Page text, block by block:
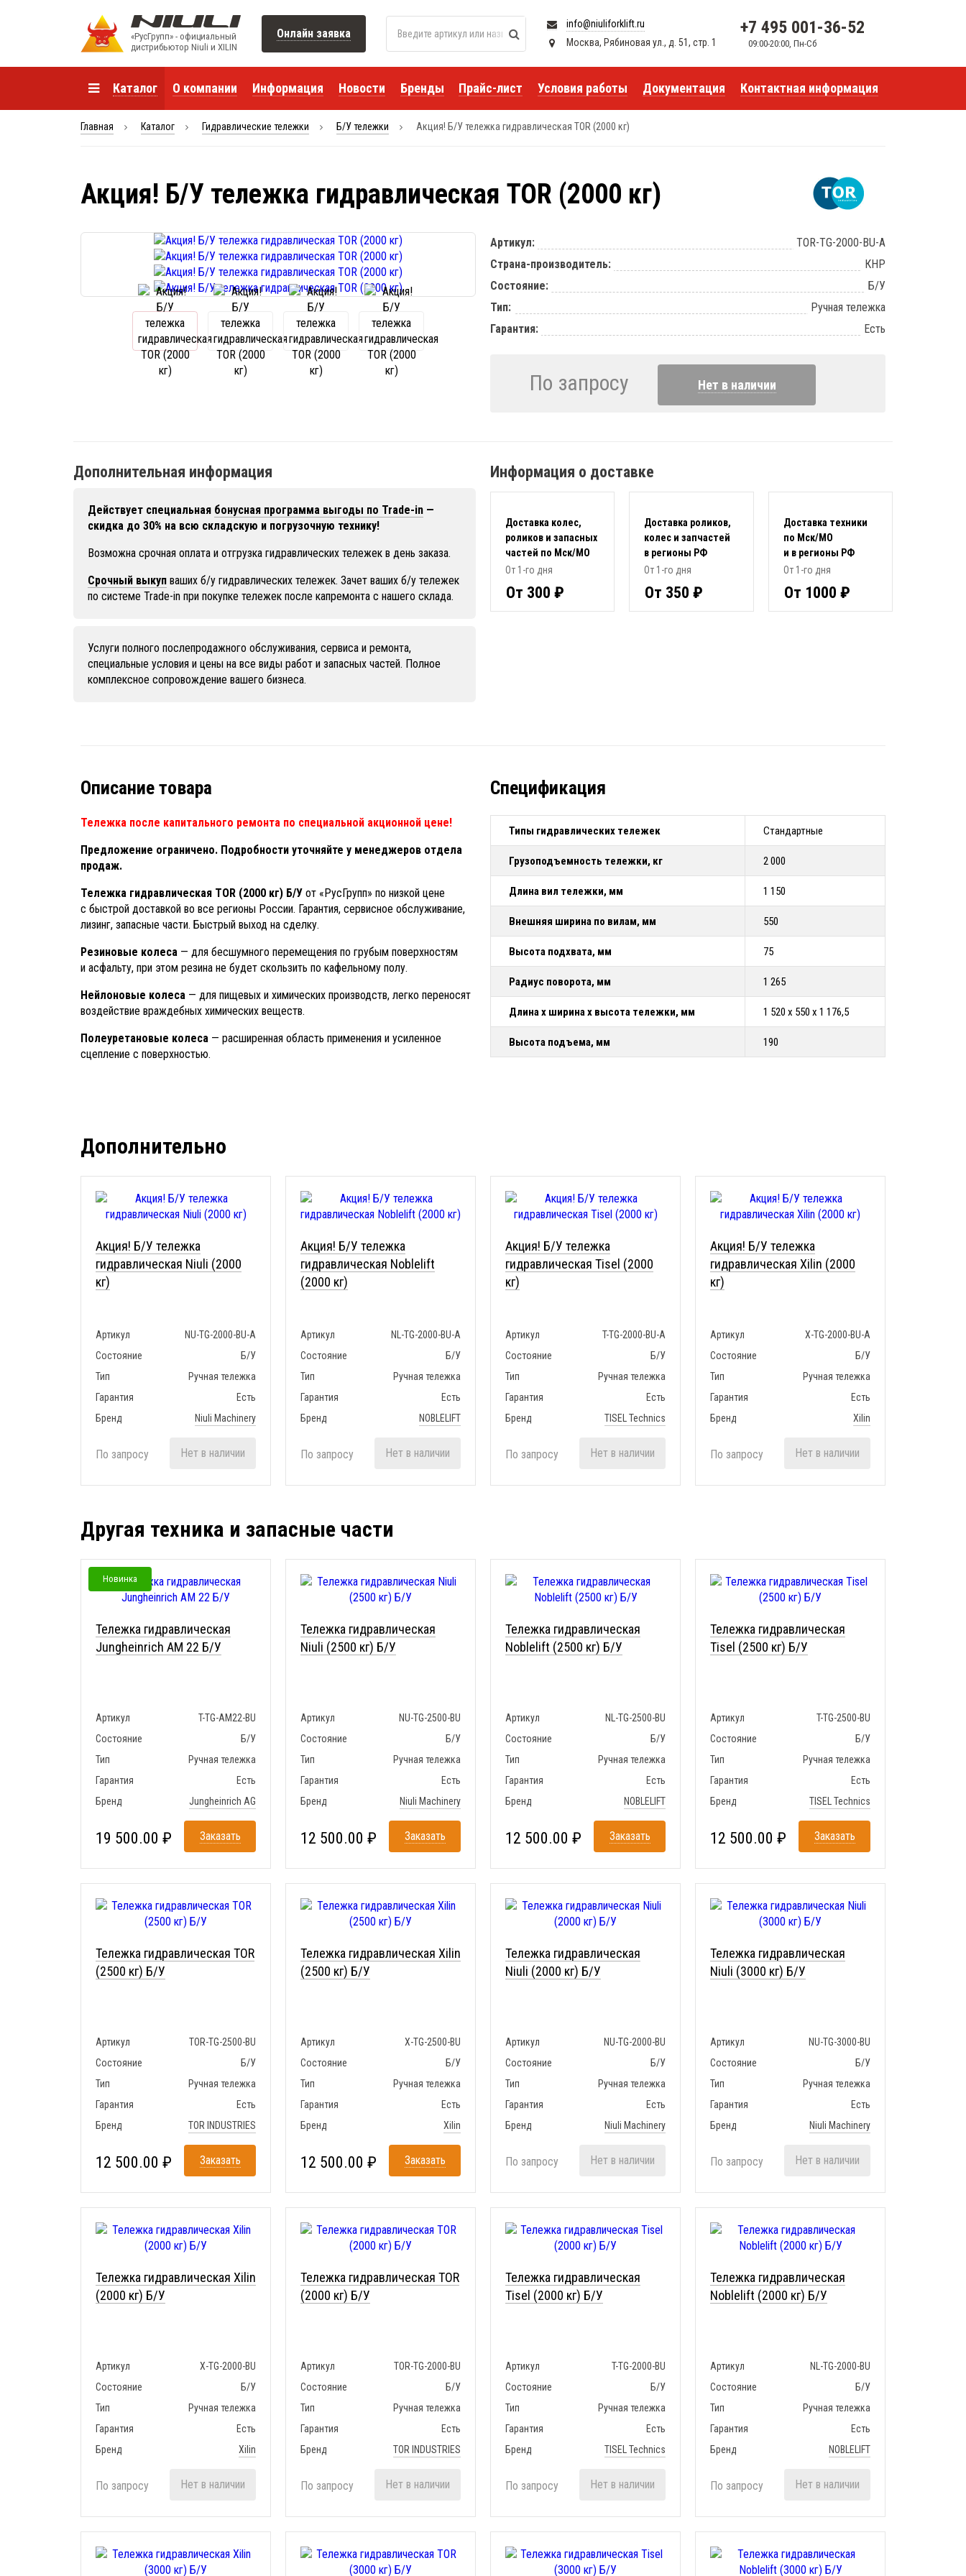
«РусГрупп» - официальный
диcтрибьютор Niuli и XILIN
Онлайн заявка
info@niuliforklift.ru
Москва, Рябиновая ул., д. 51, стр. 1
+7 495 001-36-52
09:00-20:00, Пн-Сб
Каталог О компании Информация Новости Бренды Прайс-лист Условия работы Документация Контактная информация
Главная Каталог Гидравлические тележки Б/У тележки Акция! Б/У тележка гидравлическая TOR (2000 кг)
Акция! Б/У тележка гидравлическая TOR (2000 кг)
Артикул:
TOR-TG-2000-BU-A
Страна-производитель:
КНР
Состояние:
Б/У
Тип:
Ручная тележка
Гарантия:
Есть
По запросу Нет в наличии
Дополнительная информация
Действует специальная бонусная программа выгоды по Trade-in —
скидка до 30% на всю складскую и погрузочную технику!
Возможна срочная оплата и отгрузка гидравлических тележек в день заказа.
Срочный выкуп ваших б/у гидравлических тележек. Зачет ваших б/у тележек
по системе Trade-in при покупке тележек после капремонта с нашего склада.
Услуги полного послепродажного обслуживания, сервиса и ремонта,
специальные условия и цены на все виды работ и запасных частей. Полное
комплексное сопровождение вашего бизнеса.
Информация о доставке
Доставка колес,
роликов и запасных
частей по Мск/МО
От 1-го дня
От 300 ₽
Доставка роликов,
колес и запчастей
в регионы РФ
От 1-го дня
От 350 ₽
Доставка техники
по Мск/МО
и в регионы РФ
От 1-го дня
От 1000 ₽
Описание товара
Тележка после капитального ремонта по специальной акционной цене!
Предложение ограничено. Подробности уточняйте у менеджеров отдела
продаж.
Тележка гидравлическая TOR (2000 кг) Б/У от «РусГрупп» по низкой цене
с быстрой доставкой во все регионы России. Гарантия, сервисное обслуживание,
лизинг, запасные части. Быстрый выход на сделку.
Резиновые колеса — для бесшумного перемещения по грубым поверхностям
и асфальту, при этом резина не будет скользить по кафельному полу.
Нейлоновые колеса — для пищевых и химических производств, легко переносят
воздействие враждебных химических веществ.
Полеуретановые колеса — расширенная область применения и усиленное
сцепление с поверхностью.
Спецификация
Типы гидравлических тележек Стандартные
Грузоподъемность тележки, кг 2 000
Длина вил тележки, мм 1 150
Внешняя ширина по вилам, мм 550
Высота подхвата, мм 75
Радиус поворота, мм 1 265
Длина х ширина х высота тележки, мм 1 520 х 550 х 1 176,5
Высота подъема, мм 190
Дополнительно
Акция! Б/У тележка
гидравлическая Niuli (2000
кг)
Артикул
NU-TG-2000-BU-A
Состояние
Б/У
Тип
Ручная тележка
Гарантия
Есть
Бренд
Niuli Machinery
По запросу Нет в наличии
Акция! Б/У тележка
гидравлическая Noblelift
(2000 кг)
Артикул
NL-TG-2000-BU-A
Состояние
Б/У
Тип
Ручная тележка
Гарантия
Есть
Бренд
NOBLELIFT
По запросу Нет в наличии
Акция! Б/У тележка
гидравлическая Tisel (2000
кг)
Артикул
T-TG-2000-BU-A
Состояние
Б/У
Тип
Ручная тележка
Гарантия
Есть
Бренд
TISEL Technics
По запросу Нет в наличии
Акция! Б/У тележка
гидравлическая Xilin (2000
кг)
Артикул
X-TG-2000-BU-A
Состояние
Б/У
Тип
Ручная тележка
Гарантия
Есть
Бренд
Xilin
По запросу Нет в наличии
Другая техника и запасные части
Новинка
Тележка гидравлическая
Jungheinrich AM 22 Б/У
Артикул
T-TG-AM22-BU
Состояние
Б/У
Тип
Ручная тележка
Гарантия
Есть
Бренд
Jungheinrich AG
19 500.00 ₽ Заказать
Тележка гидравлическая
Niuli (2500 кг) Б/У
Артикул
NU-TG-2500-BU
Состояние
Б/У
Тип
Ручная тележка
Гарантия
Есть
Бренд
Niuli Machinery
12 500.00 ₽ Заказать
Тележка гидравлическая
Noblelift (2500 кг) Б/У
Артикул
NL-TG-2500-BU
Состояние
Б/У
Тип
Ручная тележка
Гарантия
Есть
Бренд
NOBLELIFT
12 500.00 ₽ Заказать
Тележка гидравлическая
Tisel (2500 кг) Б/У
Артикул
T-TG-2500-BU
Состояние
Б/У
Тип
Ручная тележка
Гарантия
Есть
Бренд
TISEL Technics
12 500.00 ₽ Заказать
Тележка гидравлическая TOR
(2500 кг) Б/У
Артикул
TOR-TG-2500-BU
Состояние
Б/У
Тип
Ручная тележка
Гарантия
Есть
Бренд
TOR INDUSTRIES
12 500.00 ₽ Заказать
Тележка гидравлическая Xilin
(2500 кг) Б/У
Артикул
X-TG-2500-BU
Состояние
Б/У
Тип
Ручная тележка
Гарантия
Есть
Бренд
Xilin
12 500.00 ₽ Заказать
Тележка гидравлическая
Niuli (2000 кг) Б/У
Артикул
NU-TG-2000-BU
Состояние
Б/У
Тип
Ручная тележка
Гарантия
Есть
Бренд
Niuli Machinery
По запросу Нет в наличии
Тележка гидравлическая
Niuli (3000 кг) Б/У
Артикул
NU-TG-3000-BU
Состояние
Б/У
Тип
Ручная тележка
Гарантия
Есть
Бренд
Niuli Machinery
По запросу Нет в наличии
Тележка гидравлическая Xilin
(2000 кг) Б/У
Артикул
X-TG-2000-BU
Состояние
Б/У
Тип
Ручная тележка
Гарантия
Есть
Бренд
Xilin
По запросу Нет в наличии
Тележка гидравлическая TOR
(2000 кг) Б/У
Артикул
TOR-TG-2000-BU
Состояние
Б/У
Тип
Ручная тележка
Гарантия
Есть
Бренд
TOR INDUSTRIES
По запросу Нет в наличии
Тележка гидравлическая
Tisel (2000 кг) Б/У
Артикул
T-TG-2000-BU
Состояние
Б/У
Тип
Ручная тележка
Гарантия
Есть
Бренд
TISEL Technics
По запросу Нет в наличии
Тележка гидравлическая
Noblelift (2000 кг) Б/У
Артикул
NL-TG-2000-BU
Состояние
Б/У
Тип
Ручная тележка
Гарантия
Есть
Бренд
NOBLELIFT
По запросу Нет в наличии